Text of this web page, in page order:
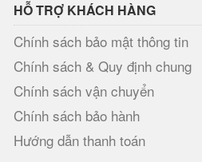
HỖ TRỢ KHÁCH HÀNG
Chính sách bảo mật thông tin
Chính sách & Quy định chung
Chính sách vận chuyển
Chính sách bảo hành
Hướng dẫn thanh toán